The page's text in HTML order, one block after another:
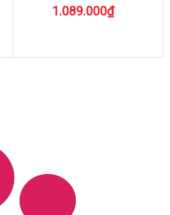
1.089.000₫